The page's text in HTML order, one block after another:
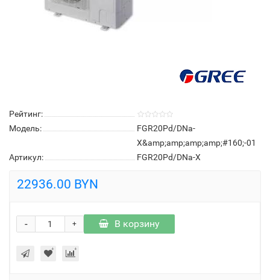
Рейтинг:
Модель:
FGR20Pd/DNa-
X&amp;amp;amp;amp;#160;-01
Артикул:
FGR20Pd/DNa-X
22936.00 BYN
+
- В корзину